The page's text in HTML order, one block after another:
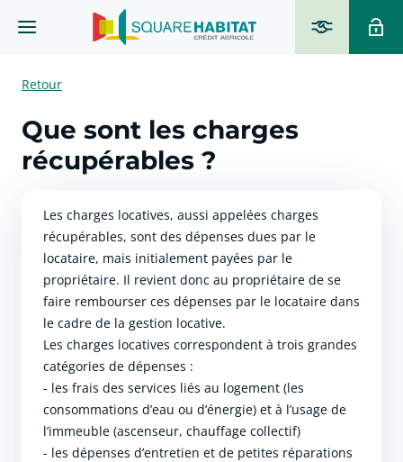
Retour
Que sont les charges
récupérables ?
Les charges locatives, aussi appelées charges
récupérables, sont des dépenses dues par le
locataire, mais initialement payées par le
propriétaire. Il revient donc au propriétaire de se
faire rembourser ces dépenses par le locataire dans
le cadre de la gestion locative.
Les charges locatives correspondent à trois grandes
catégories de dépenses :
- les frais des services liés au logement (les
consommations d’eau ou d’énergie) et à l’usage de
l’immeuble (ascenseur, chauffage collectif)
- les dépenses d’entretien et de petites réparations